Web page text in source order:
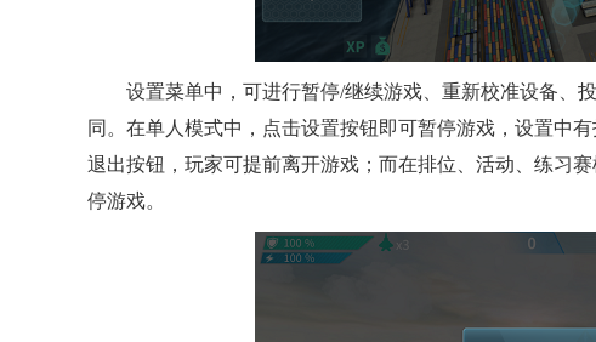
设置菜单中，可进行暂停/继续游戏、重新校准设备、
同。在单人模式中，点击设置按钮即可暂停游戏，设置中
退出按钮，玩家可提前离开游戏；而在排位、活动、练习
停游戏。